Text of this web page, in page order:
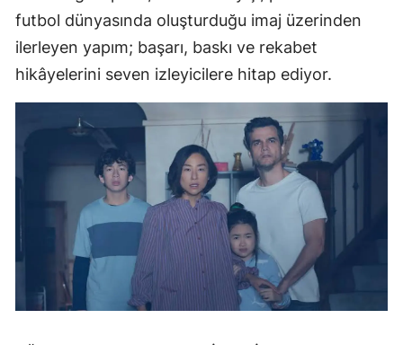
futbol dünyasında oluşturduğu imaj üzerinden
ilerleyen yapım; başarı, baskı ve rekabet
hikâyelerini seven izleyicilere hitap ediyor.